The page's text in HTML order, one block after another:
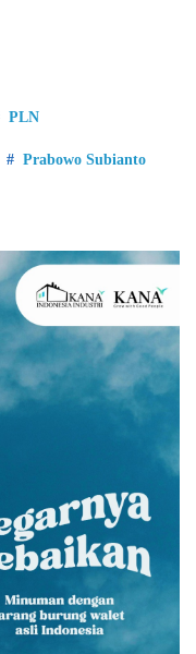
PLN
Prabowo Subianto